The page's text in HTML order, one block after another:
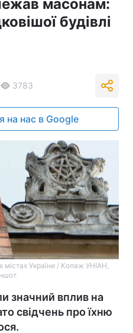
масонам:
будівлі
3783
на нас в Google
містах України / Колаж УНІАН,
значний вплив на
свідчень про їхню